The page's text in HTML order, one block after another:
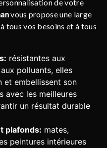
de votre
vous propose une large
tous vos besoins et à tous
résistantes aux
polluants, elles
et embellissent son
avec les meilleures
un résultat durable
plafonds: mates,
peintures intérieures